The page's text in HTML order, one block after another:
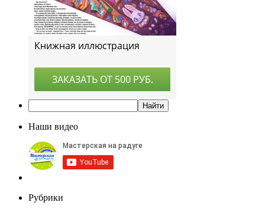
Наши видео
Рубрики